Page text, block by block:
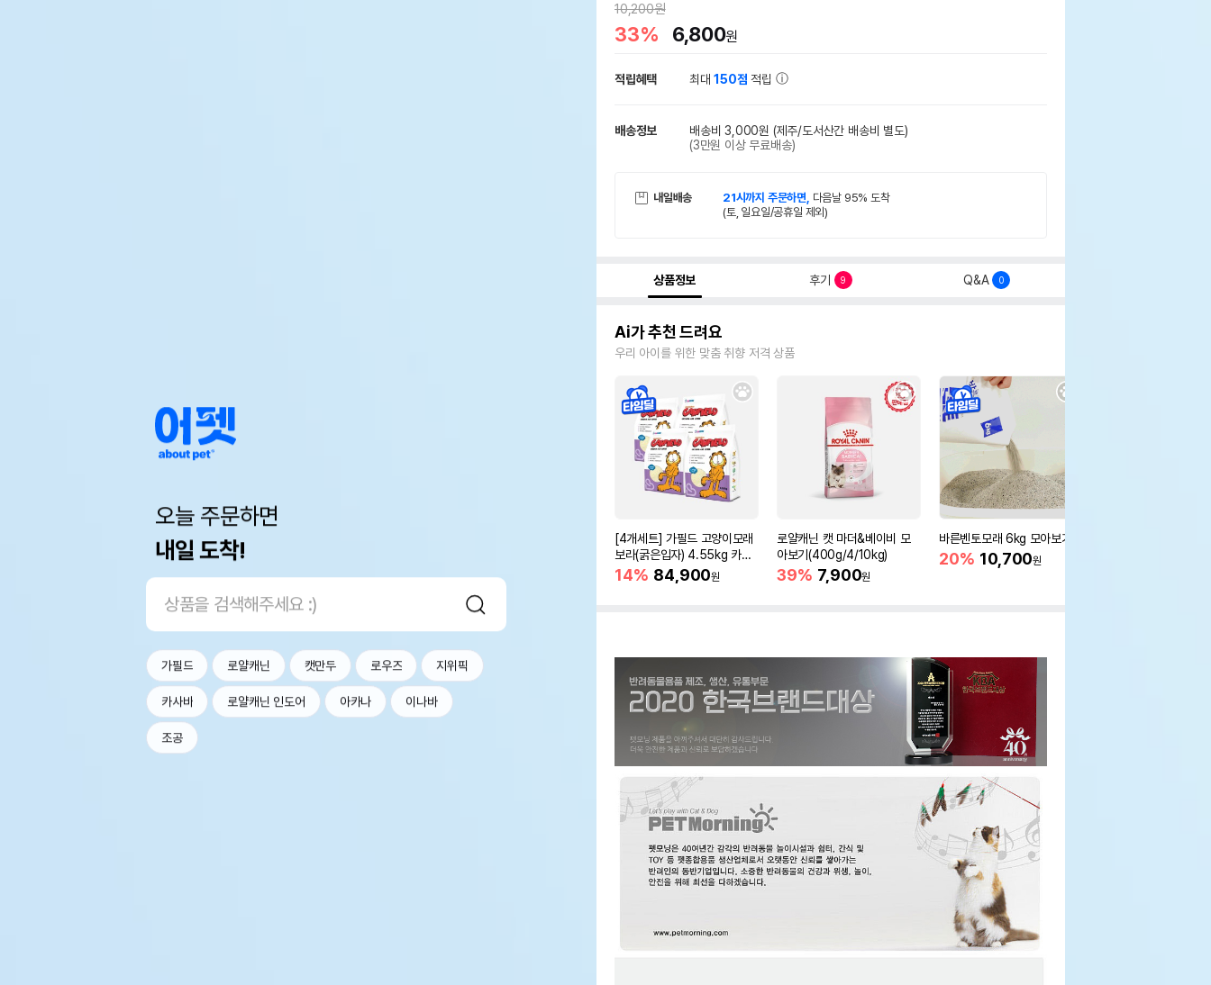
오늘 주문하면
내일 도착!
가필드 로얄캐닌 캣만두 로우즈 지위픽
카사바 로얄캐닌 인도어 아카나 이나바
조공
10,200원
33% 6,800원
적립혜택 최대150점 적립
배송정보 배송비 3,000원 (제주/도서산간 배송비 별도)
(3만원 이상 무료배송)
내일배송 21시까지 주문하면, 다음날 95% 도착
(토, 일요일/공휴일 제외)
상품정보 후기 9 Q&A 0
Ai가 추천 드려요
우리 아이를 위한 맞춤 취향 저격 상품
[4개세트] 가필드 고양이모래
보라(굵은입자) 4.55kg 카사
바모래
14% 84,900원
로얄캐닌 캣 마더&베이비 모
아보기(400g/4/10kg)
39% 7,900원
바른벤토모래 6kg 모아보기
20% 10,700원